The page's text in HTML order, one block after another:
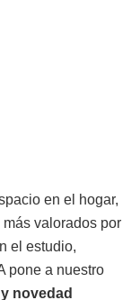
en el hogar,
valorados por
el estudio,
pone a nuestro
novedad